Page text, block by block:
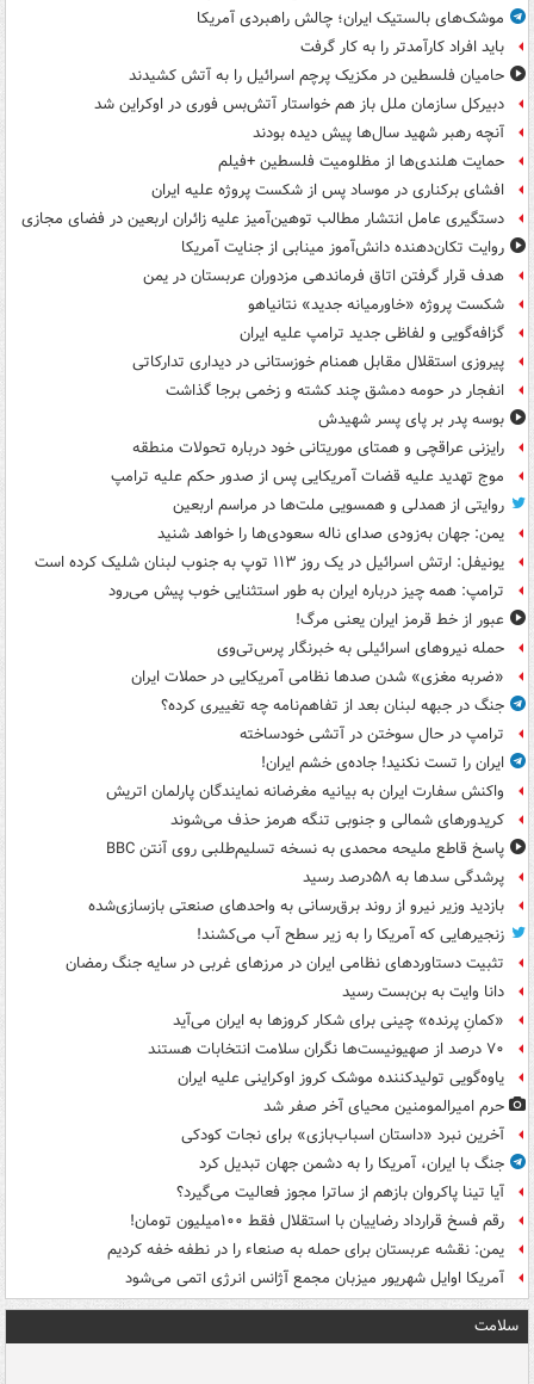
موشک‌های بالستیک ایران؛ چالش راهبردی آمریکا
باید افراد کارآمدتر را به کار گرفت
حامیان فلسطین در مکزیک پرچم اسرائیل را به آتش کشیدند
دبیرکل سازمان ملل باز هم خواستار آتش‌بس فوری در اوکراین شد
آنچه رهبر شهید سال‌ها پیش دیده بودند
حمایت هلندی‌ها از مظلومیت فلسطین +فیلم
افشای برکناری در موساد پس از شکست پروژه علیه ایران
دستگیری عامل انتشار مطالب توهین‌آمیز علیه زائران اربعین در فضای مجازی
روایت تکان‌دهنده دانش‌آموز مینابی از جنایت آمریکا
هدف قرار گرفتن اتاق‌ فرماندهی مزدوران عربستان در یمن
شکست پروژه «خاورمیانه جدید» نتانیاهو
گزافه‌گویی و لفاظی جدید ترامپ علیه ایران
پیروزی استقلال مقابل همنام خوزستانی در دیداری تدارکاتی
انفجار در حومه دمشق چند کشته و زخمی برجا گذاشت
بوسه‌ پدر بر پای پسر شهیدش
رایزنی عراقچی و همتای موریتانی خود درباره تحولات منطقه
موج تهدید علیه قضات آمریکایی پس از صدور حکم علیه ترامپ
روایتی از همدلی و همسویی ملت‌ها در مراسم اربعین
یمن: جهان به‌زودی صدای ناله سعودی‌ها را خواهد شنید
یونیفل: ارتش اسرائیل در یک روز ۱۱۳ توپ به جنوب لبنان شلیک کرده است
ترامپ: همه چیز درباره ایران به طور استثنایی خوب پیش می‌رود
عبور از خط قرمز ایران یعنی مرگ!
حمله نیروهای اسرائیلی به خبرنگار پرس‌تی‌وی
«ضربه مغزی» شدن صدها نظامی آمریکایی در حملات ایران
جنگ در جبهه لبنان بعد از تفاهم‌نامه چه تغییری کرده؟
ترامپ در حال سوختن در آتشی خودساخته
ایران را تست نکنید! جاده‌ی خشم ایران!
واکنش سفارت ایران به بیانیه مغرضانه نمایندگان پارلمان اتریش
کریدورهای شمالی و جنوبی تنگه هرمز حذف می‌شوند
پاسخ قاطع ملیحه محمدی به نسخه تسلیم‌طلبی روی آنتن BBC
پرشدگی سدها به ۵۸درصد رسید
بازدید وزیر نیرو از روند برق‌رسانی به واحدهای صنعتی بازسازی‌شده
زنجیرهایی که آمریکا را به زیر سطح آب می‌کشند!
تثبیت دستاوردهای نظامی ایران در مرزهای غربی در سایه جنگ رمضان
دانا وایت به بن‌بست رسید
«کمانِ پرنده» چینی برای شکار کروزها به ایران می‌آید
۷۰ درصد از صهیونیست‌ها نگران سلامت انتخابات هستند
یاوه‌گویی تولیدکننده موشک کروز اوکراینی علیه ایران
حرم امیرالمومنین محیای آخر صفر شد
آخرین نبرد «داستان اسباب‌بازی» برای نجات کودکی
جنگ با ایران، آمریکا را به دشمن جهان تبدیل کرد
آیا تینا پاکروان بازهم از ساترا مجوز فعالیت می‌گیرد؟
رقم فسخ قرارداد رضاییان با استقلال فقط ۱۰۰میلیون تومان!
یمن: نقشه عربستان برای حمله به صنعاء را در نطفه خفه کردیم
آمریکا اوایل شهریور میزبان مجمع آژانس انرژی اتمی می‌شود
سلامت